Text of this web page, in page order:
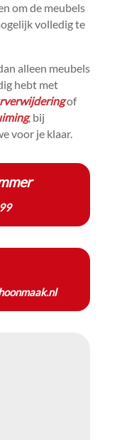
om de meubels
volledig te
alleen meubels
hebt met
of
, bij
voor je klaar.​